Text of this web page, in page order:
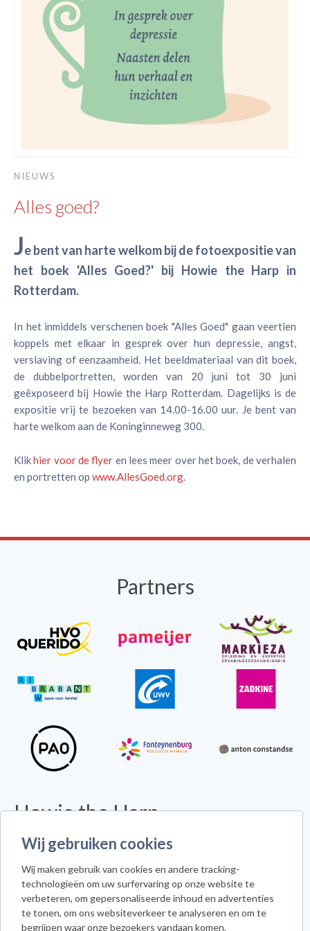
Wij gebruiken cookies
Wij maken gebruik van cookies en andere tracking-
technologieën om uw surfervaring op onze website te
verbeteren, om gepersonaliseerde inhoud en advertenties
te tonen, om ons websiteverkeer te analyseren en om te
begrijpen waar onze bezoekers vandaan komen.
NIEUWS
Alles goed?
Je bent van harte welkom bij de fotoexpositie van
het boek 'Alles Goed?' bij Howie the Harp in
Rotterdam.
In het inmiddels verschenen boek "Alles Goed" gaan veertien
koppels met elkaar in gesprek over hun depressie, angst,
verslaving of eenzaamheid. Het beeldmateriaal van dit boek,
de dubbelportretten, worden van 20 juni tot 30 juni
geëxposeerd bij Howie the Harp Rotterdam. Dagelijks is de
expositie vrij te bezoeken van 14.00-16.00 uur. Je bent van
harte welkom aan de Koninginneweg 300.
Klikhier voor de flyer en lees meer over het boek, de verhalen
en portretten op www.AllesGoed.org.
Partners
Howie the Harp
© 2026 - Alle rechten voorbehouden -Disclaimer
Cookie instellingen